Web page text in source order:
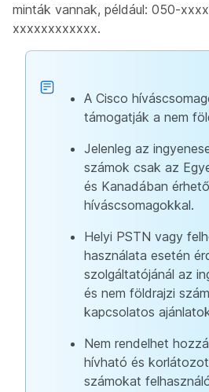
minták vannak, például: 050-
xxxxxxxxxxxx.
A Cisco
támogatják a nem
Jelenleg az
számok csak az
és Kanadában
híváscsomagokkal.
Helyi PSTN vagy
használata esetén
szolgáltatójánál az
és nem földrajzi
kapcsolatos
Nem rendelhet
hívható és
számokat